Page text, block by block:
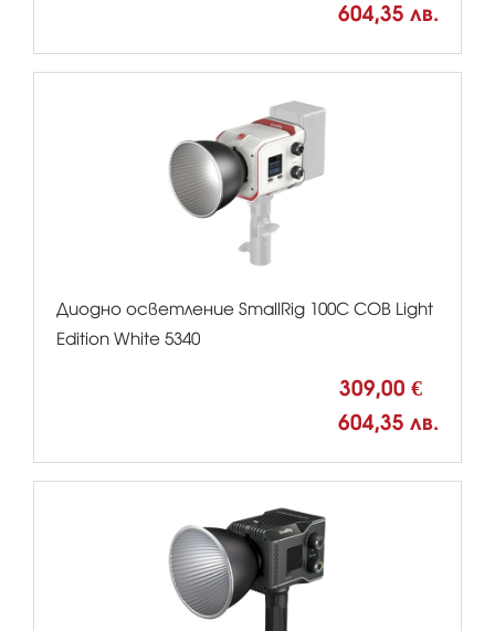
604,35 лв.
Диодно осветление SmallRig 100C COB Light
Edition White 5340
309,00 €
604,35 лв.